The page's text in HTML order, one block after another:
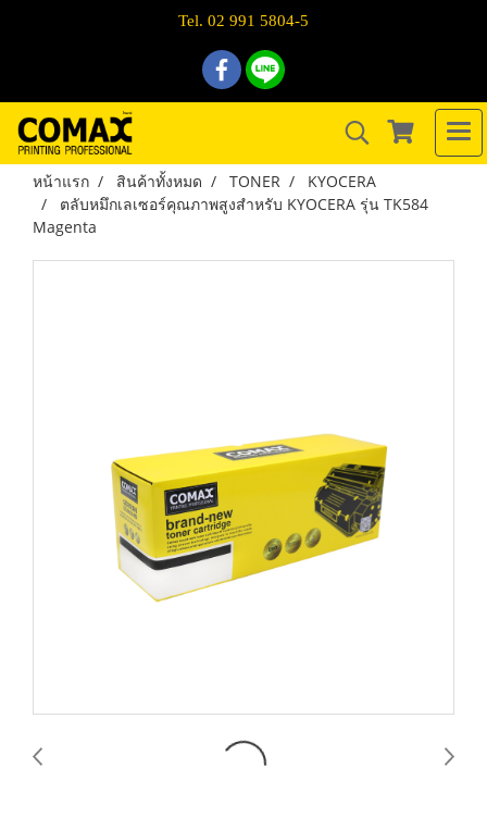
Tel. 02 991 5804-5
หน้าแรก สินค้าทั้งหมด TONER
KYOCERA
ตลับหมึกเลเซอร์คุณภาพสูงสำหรับ KYOCERA รุ่น TK584
Magenta